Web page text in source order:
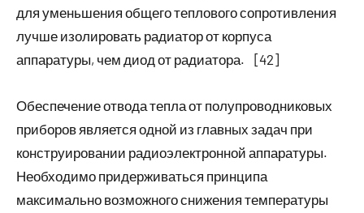
для уменьшения общего теплового сопротивления
лучше изолировать радиатор от корпуса
аппаратуры, чем диод от радиатора. [42]
Обеспечение отвода тепла от полупроводниковых
приборов является одной из главных задач при
конструировании радиоэлектронной аппаратуры.
Необходимо придерживаться принципа
максимально возможного снижения температуры